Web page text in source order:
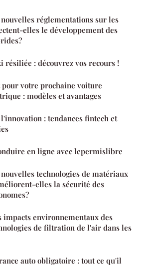
réglementations sur les
elles le développement des
résiliée : découvrez vos recours !
pour votre prochaine voiture
: modèles et avantages
: tendances fintech et
en ligne avec lepermislibre
technologies de matériaux
elles la sécurité des
impacts environnementaux des
de filtration de l'air dans les
auto obligatoire : tout ce qu'il